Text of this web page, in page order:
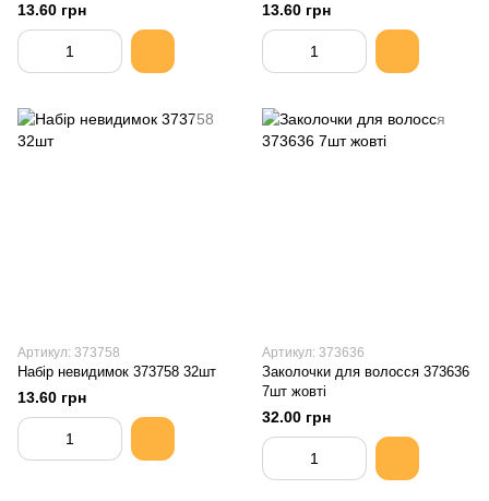
13.60 грн 13.60 грн
Артикул: 373758
Набір невидимок 373758 32шт
13.60 грн
Артикул: 373636
Заколочки для волосся 373636
7шт жовті
32.00 грн